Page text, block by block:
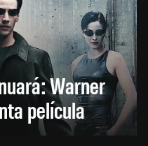
Warner
película